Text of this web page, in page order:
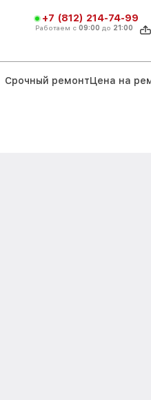
+7 (812) 214-74-99
Работаем с 09:00 до 21:00
Срочный ремонтЦена на